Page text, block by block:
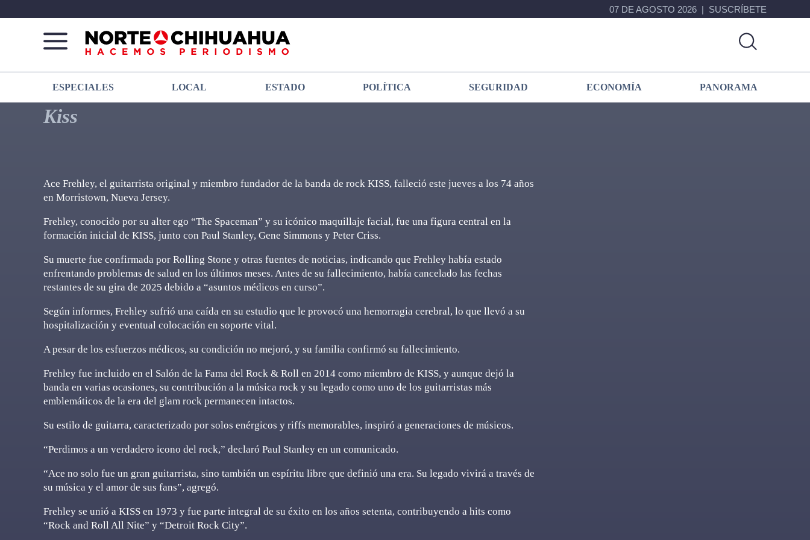
07 DE AGOSTO 2026 SUSCRÍBETE
Norte
De
Chihuahua
Más
que
noticias,
ESPECIALES LOCAL ESTADO POLÍTICA SEGURIDAD ECONOMÍA PANORAMA
Kiss
Ace Frehley, el guitarrista original y miembro fundador de la banda de rock KISS, falleció este jueves a los 74 años
en Morristown, Nueva Jersey.
Frehley, conocido por su alter ego “The Spaceman” y su icónico maquillaje facial, fue una figura central en la
formación inicial de KISS, junto con Paul Stanley, Gene Simmons y Peter Criss.
Su muerte fue confirmada por Rolling Stone y otras fuentes de noticias, indicando que Frehley había estado
enfrentando problemas de salud en los últimos meses. Antes de su fallecimiento, había cancelado las fechas
restantes de su gira de 2025 debido a “asuntos médicos en curso”.
Según informes, Frehley sufrió una caída en su estudio que le provocó una hemorragia cerebral, lo que llevó a su
hospitalización y eventual colocación en soporte vital.
A pesar de los esfuerzos médicos, su condición no mejoró, y su familia confirmó su fallecimiento.
Frehley fue incluido en el Salón de la Fama del Rock & Roll en 2014 como miembro de KISS, y aunque dejó la
banda en varias ocasiones, su contribución a la música rock y su legado como uno de los guitarristas más
emblemáticos de la era del glam rock permanecen intactos.
Su estilo de guitarra, caracterizado por solos enérgicos y riffs memorables, inspiró a generaciones de músicos.
“Perdimos a un verdadero icono del rock,” declaró Paul Stanley en un comunicado.
“Ace no solo fue un gran guitarrista, sino también un espíritu libre que definió una era. Su legado vivirá a través de
su música y el amor de sus fans”, agregó.
Frehley se unió a KISS en 1973 y fue parte integral de su éxito en los años setenta, contribuyendo a hits como
“Rock and Roll All Nite” y “Detroit Rock City”.